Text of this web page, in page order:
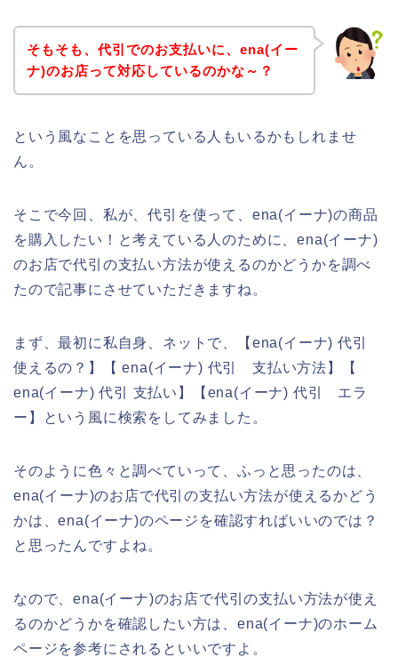
そもそも、代引でのお支払いに、ena(イー
ナ)のお店って対応しているのかな～？
という風なことを思っている人もいるかもしれませ
ん。
そこで今回、私が、代引を使って、ena(イーナ)の商品
を購入したい！と考えている人のために、ena(イーナ)
のお店で代引の支払い方法が使えるのかどうかを調べ
たので記事にさせていただきますね。
まず、最初に私自身、ネットで、【ena(イーナ) 代引
使えるの？】【 ena(イーナ) 代引 支払い方法】【
ena(イーナ) 代引 支払い】【ena(イーナ) 代引 エラ
ー】という風に検索をしてみました。
そのように色々と調べていって、ふっと思ったのは、
ena(イーナ)のお店で代引の支払い方法が使えるかどう
かは、ena(イーナ)のページを確認すればいいのでは？
と思ったんですよね。
なので、ena(イーナ)のお店で代引の支払い方法が使え
るのかどうかを確認したい方は、ena(イーナ)のホーム
ページを参考にされるといいですよ。